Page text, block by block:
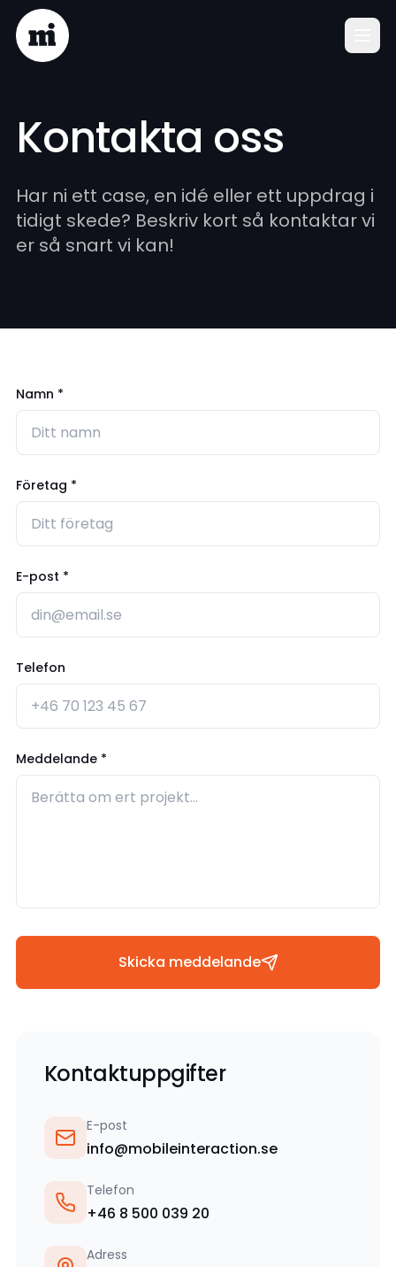
Kontakta oss
Har ni ett case, en idé eller ett uppdrag i
tidigt skede? Beskriv kort så kontaktar vi
er så snart vi kan!
Namn *
Företag *
E-post *
Telefon
Meddelande *
Skicka meddelande
Kontaktuppgifter
E-post
info@mobileinteraction.se
Telefon
+46 8 500 039 20
Adress